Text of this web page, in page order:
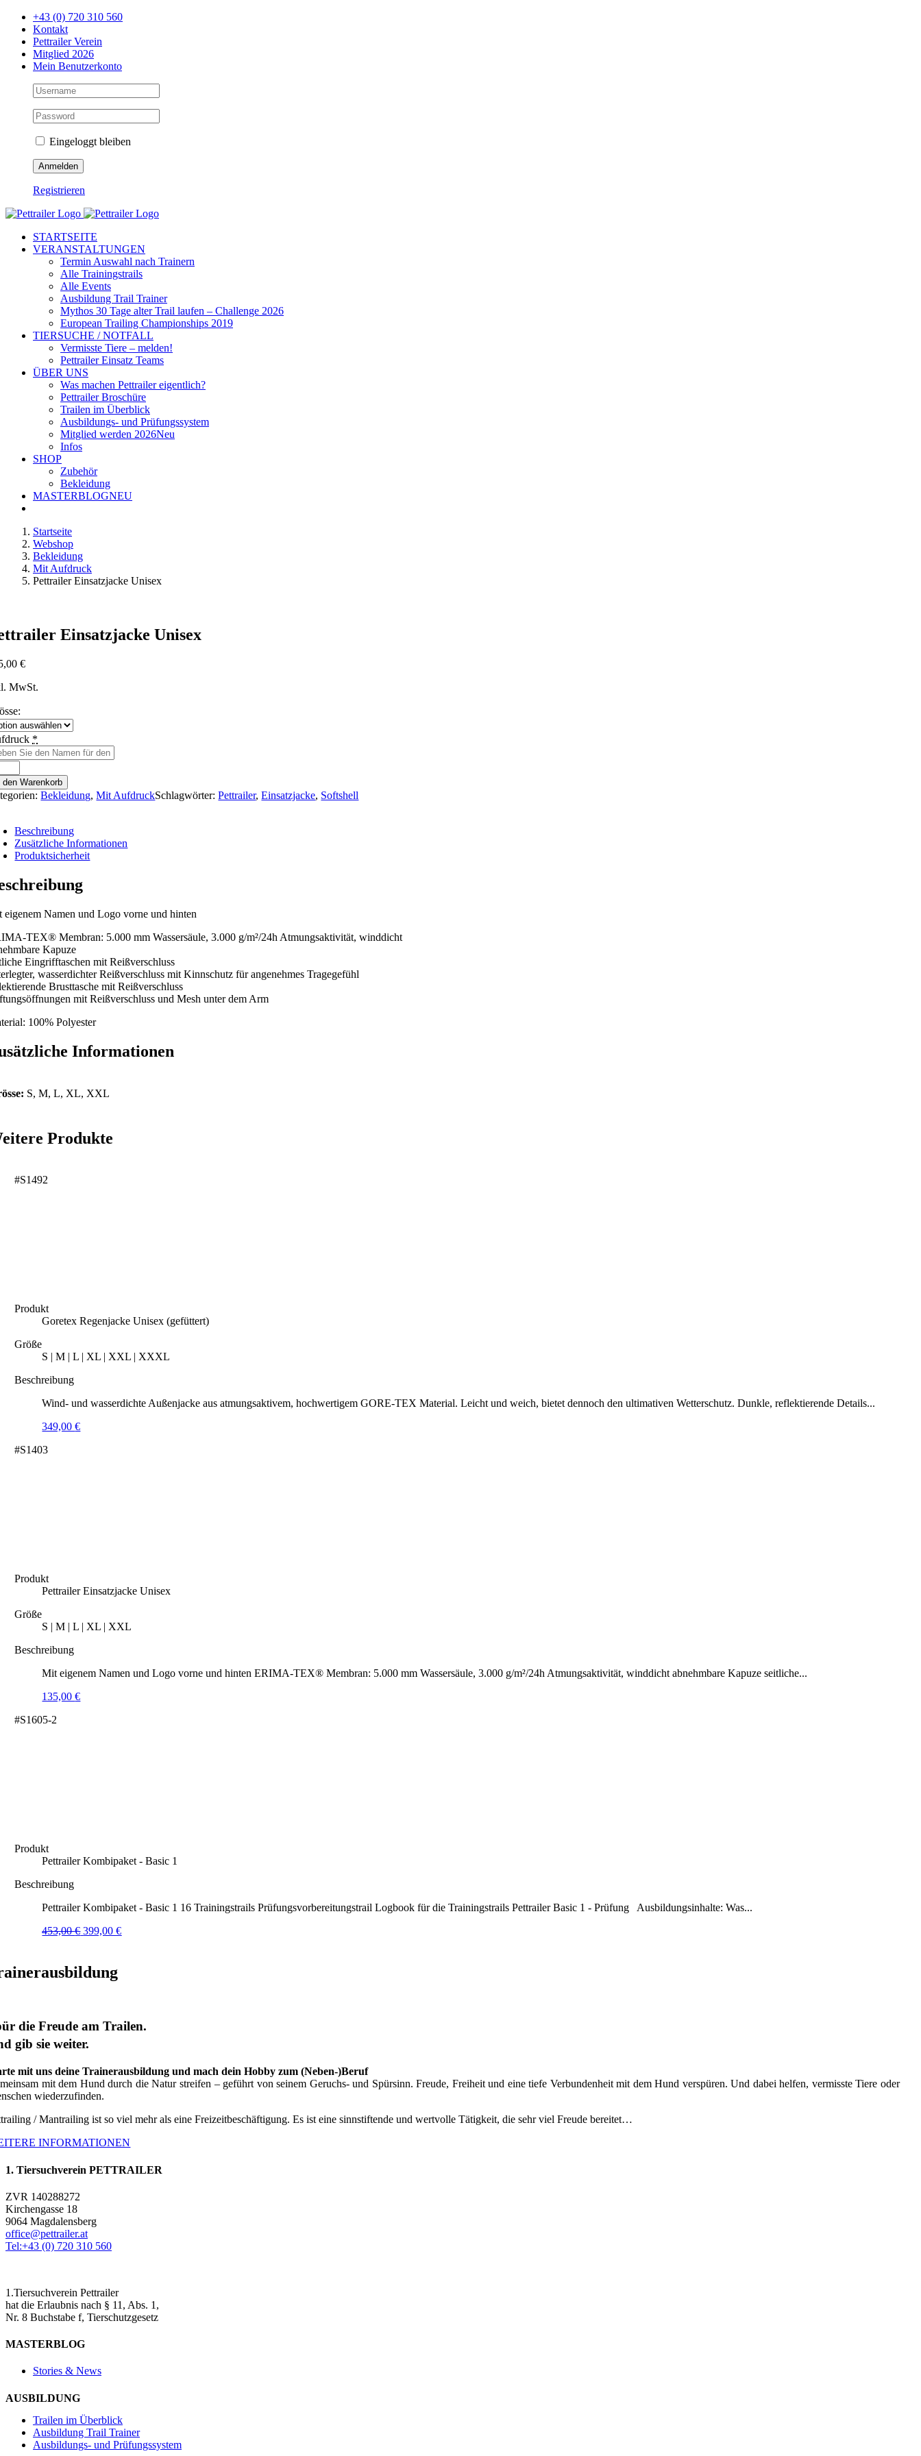
Zum
Inhalt
springen
+43 (0) 720 310 560
Kontakt
Pettrailer Verein
Mitglied 2026
Mein Benutzerkonto
Eingeloggt bleiben
Registrieren
Facebook
X
YouTube
Instagram
STARTSEITE
VERANSTALTUNGEN
Termin Auswahl nach Trainern
Alle Trainingstrails
Alle Events
Ausbildung Trail Trainer
Mythos 30 Tage alter Trail laufen – Challenge 2026
European Trailing Championships 2019
TIERSUCHE / NOTFALL
Vermisste Tiere – melden!
Pettrailer Einsatz Teams
ÜBER UNS
Was machen Pettrailer eigentlich?
Pettrailer Broschüre
Trailen im Überblick
Ausbildungs- und Prüfungssystem
Mitglied werden 2026Neu
Infos
SHOP
Zubehör
Bekleidung
MASTERBLOGNEU
Startseite
Webshop
Bekleidung
Mit Aufdruck
Pettrailer Einsatzjacke Unisex
Einsatzjacke Unisex
€
MwSt.
*
den Warenkorb
Bekleidung,Mit AufdruckSchlagwörter:Pettrailer,Einsatzjacke, Softshell
Beschreibung
Zusätzliche Informationen
Produktsicherheit
eigenem Namen und Logo vorne und hinten
TEX® Membran: 5.000 mm Wassersäule, 3.000 g/m²/24h Atmungsaktivität, winddicht
Kapuze
Eingrifftaschen mit Reißverschluss
wasserdichter Reißverschluss mit Kinnschutz für angenehmes Tragegefühl
Brusttasche mit Reißverschluss
mit Reißverschluss und Mesh unter dem Arm
100% Polyester
Informationen
S, M, L, XL, XXL
Produkte
#S1492
Produkt
Goretex Regenjacke Unisex (gefüttert)
Größe
S | M | L | XL | XXL | XXXL
Beschreibung
Wind- und wasserdichte Außenjacke aus atmungsaktivem, hochwertigem GORE-TEX Material. Leicht und weich, bietet dennoch den ultimativen Wetterschutz. Dunkle, reflektierende Details...
349,00€
#S1403
Produkt
Pettrailer Einsatzjacke Unisex
Größe
S | M | L | XL | XXL
Beschreibung
Mit eigenem Namen und Logo vorne und hinten ERIMA-TEX® Membran: 5.000 mm Wassersäule, 3.000 g/m²/24h Atmungsaktivität, winddicht abnehmbare Kapuze seitliche...
135,00€
#S1605-2
Produkt
Pettrailer Kombipaket - Basic 1
Beschreibung
Pettrailer Kombipaket - Basic 1 16 Trainingstrails Prüfungsvorbereitungstrail Logbook für die Trainingstrails Pettrailer Basic 1 - Prüfung Ausbildungsinhalte: Was...
453,00€ Ursprünglicher
453,00 €
399,00€Aktueller
die Freude am Trailen.
gib sie weiter.
mit uns deine Trainerausbildung und mach dein Hobby zum (Neben-)Beruf
mit dem Hund durch die Natur streifen – geführt von seinem Geruchs- und Spürsinn. Freude, Freiheit und eine tiefe Verbundenheit mit dem Hund verspüren. Und dabei helfen, vermisste Tiere oder
wiederzufinden.
/ Mantrailing ist so viel mehr als eine Freizeitbeschäftigung. Es ist eine sinnstiftende und wertvolle Tätigkeit, die sehr viel Freude bereitet…
INFORMATIONEN
1. Tiersuchverein PETTRAILER
ZVR 140288272
Kirchengasse 18
9064 Magdalensberg
office@pettrailer.at
Tel:+43 (0) 720 310 560
1.Tiersuchverein Pettrailer
hat die Erlaubnis nach § 11, Abs. 1,
Nr. 8 Buchstabe f, Tierschutzgesetz
MASTERBLOG
Stories & News
AUSBILDUNG
Trailen im Überblick
Ausbildung Trail Trainer
Ausbildungs- und Prüfungssystem